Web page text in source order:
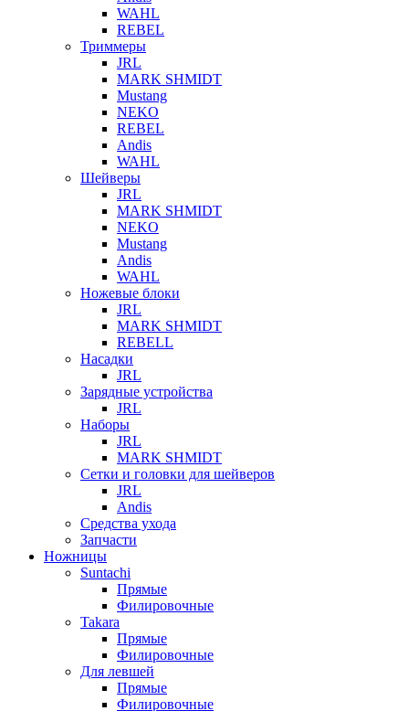
WAHL
REBEL
Триммеры
JRL
MARK SHMIDT
Mustang
NEKO
REBEL
Andis
WAHL
Шейверы
JRL
MARK SHMIDT
NEKO
Mustang
Andis
WAHL
Ножевые блоки
JRL
MARK SHMIDT
REBELL
Насадки
JRL
Зарядные устройства
JRL
Наборы
JRL
MARK SHMIDT
Сетки и головки для шейверов
JRL
Andis
Средства ухода
Запчасти
Ножницы
Suntachi
Прямые
Филировочные
Takara
Прямые
Филировочные
Для левшей
Прямые
Филировочные